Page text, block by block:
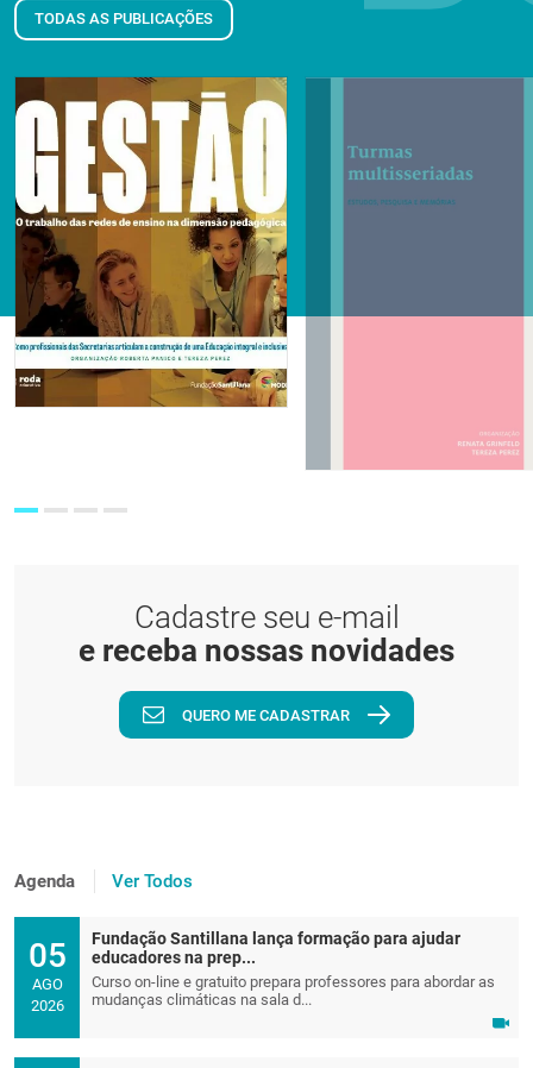
TODAS AS PUBLICAÇÕES
Cadastre seu e-mail
e receba nossas novidades
QUERO ME CADASTRAR
Agenda Ver Todos
05
AGO
2026
Fundação Santillana lança formação para ajudar
educadores na prep...
Curso on-line e gratuito prepara professores para abordar as
mudanças climáticas na sala d...